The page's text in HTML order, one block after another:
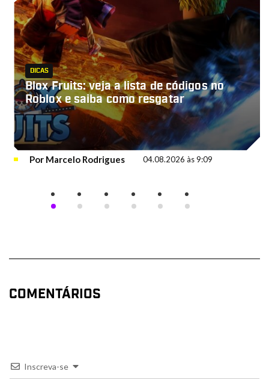
DICAS
Blox Fruits: veja a lista de códigos no
Roblox e saiba como resgatar
Por Marcelo Rodrigues 04.08.2026 às 9:09
COMENTÁRIOS
Inscreva-se